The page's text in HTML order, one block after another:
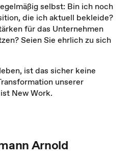
selbst: Bin ich noch
die ich aktuell bekleide?
für das Unternehmen
Seien Sie ehrlich zu sich
ist das sicher keine
unserer
New Work.
Arnold